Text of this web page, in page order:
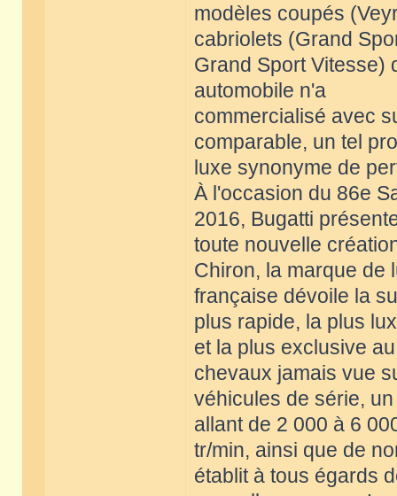
modèles coupés
cabriolets (Grand
Grand Sport Vitesse)
automobile n'a
commercialisé avec
comparable, un tel
luxe synonyme de
À l'occasion du 86e
2016, Bugatti
toute nouvelle
Chiron, la marque de
française dévoile la
plus rapide, la plus
et la plus exclusive
chevaux jamais vue
véhicules de série,
allant de 2 000 à 6
tr/min, ainsi que de
établit à tous égards